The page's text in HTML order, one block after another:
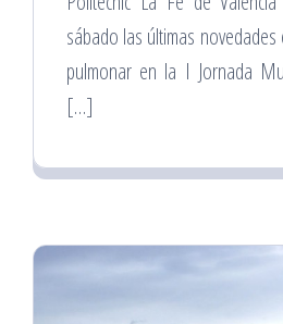
sábado las últimas
pulmonar en la I Jornada
[…]